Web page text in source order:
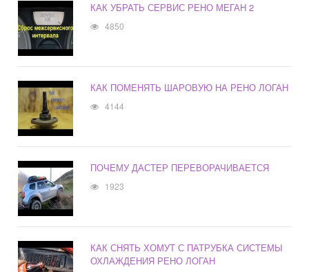
КАК УБРАТЬ СЕРВИС РЕНО МЕГАН 2
4850
КАК ПОМЕНЯТЬ ШАРОВУЮ НА РЕНО ЛОГАН
4144
ПОЧЕМУ ДАСТЕР ПЕРЕВОРАЧИВАЕТСЯ
1923
КАК СНЯТЬ ХОМУТ С ПАТРУБКА СИСТЕМЫ
ОХЛАЖДЕНИЯ РЕНО ЛОГАН